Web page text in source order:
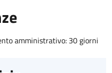
amministrativo: 30 giorni